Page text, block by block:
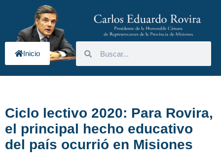
Inicio
Ciclo lectivo 2020: Para Rovira,
el principal hecho educativo
del país ocurrió en Misiones